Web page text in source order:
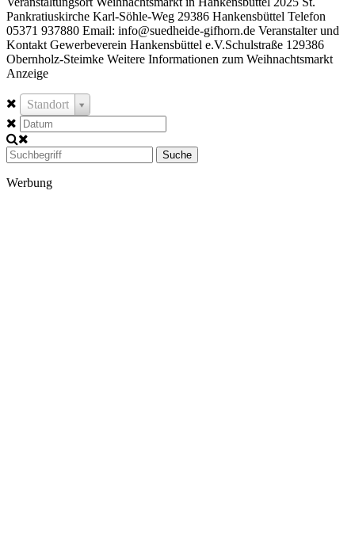
Pankratiuskirche Karl-Söhle-Weg 29386 Hankensbüttel Telefon
05371 937880 Email: info@suedheide-gifhorn.de Veranstalter und
Kontakt Gewerbeverein Hankensbüttel e.V.Schulstraße 129386
Obernholz-Steimke Weitere Informationen zum Weihnachtsmarkt
Anzeige
Standort
Suche
Werbung